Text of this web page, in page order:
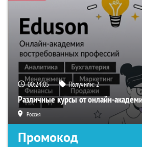
00:24:04 Получили:2
Различные курсы от онлайн-
Россия
Промокод